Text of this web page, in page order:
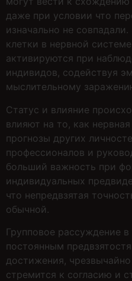
даже при условии что
изначально не
клетки в нервной
активируются при
индивидов, содействуя
мыслительному
Статус и влияние
влияют на то, как
прогнозы других
профессионалов и
больший важность при
индивидуальных
что непредвзятая
обычной.
Групповое рассуждение
постоянным
достижения,
стремится к согласию и